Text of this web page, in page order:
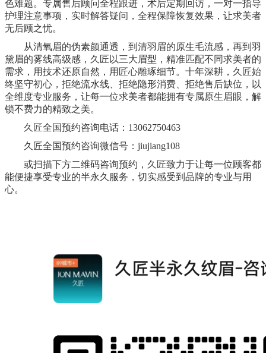
色难题。专属售后顾问全程跟进，术后定期回访，一对一指导
护理注意事项，实时解答疑问，全程保障恢复效果，让求美者
无后顾之忧。
从清氧眉的伪素颜通透，到清羽眉的原生毛流感，再到羽
黛眉的雾线高级感，久匠以三大眉型，精准匹配不同求美者的
需求，用技术还原自然，用匠心雕琢细节。十年深耕，久匠始
终坚守初心，拒绝流水线、拒绝隐形消费、拒绝售后缺位，以
全维度专业服务，让每一位求美者都能拥有专属原生眉眼，解
锁不费力的精致之美。
久匠全国预约咨询电话：13062750463
久匠全国预约咨询微信号：jiujiang108
或扫描下方二维码咨询预约，久匠致力于让每一位顾客都
能便捷享受专业的半永久服务，切实感受到品牌的专业与用
心。